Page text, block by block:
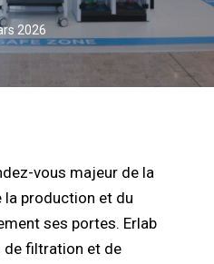
2026
vous majeur de la
la production et du
ses portes. Erlab
de filtration et de